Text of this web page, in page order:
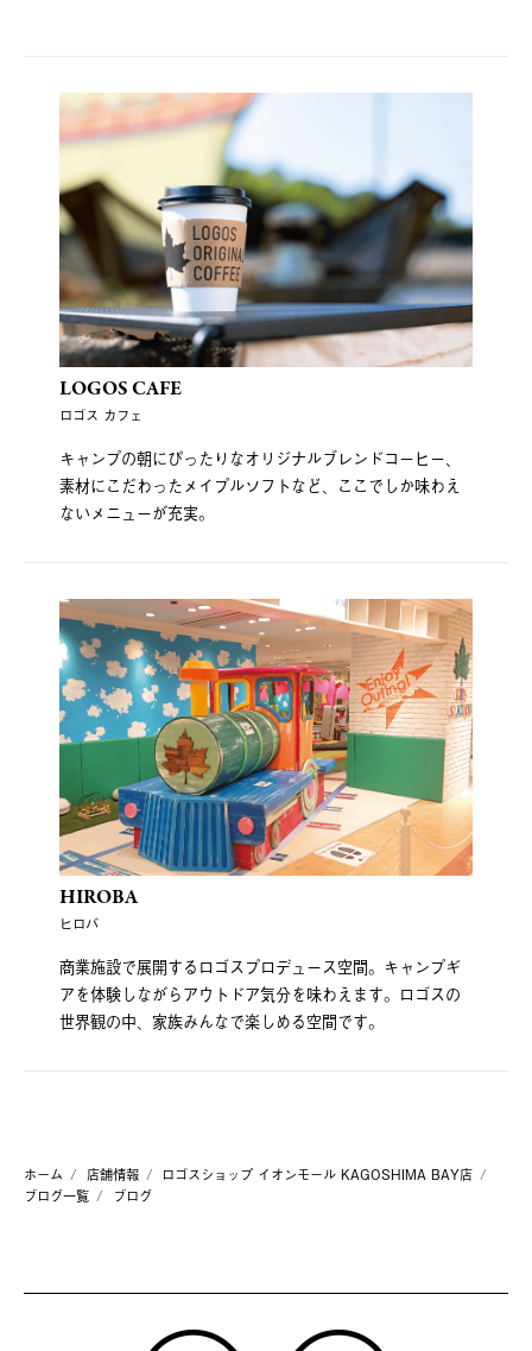
LOGOS CAFE
ロゴス カフェ
キャンプの朝にぴったりなオリジナルブレンドコーヒー、
素材にこだわったメイプルソフトなど、ここでしか味わえ
ないメニューが充実。
HIROBA
ヒロバ
商業施設で展開するロゴスプロデュース空間。キャンプギ
アを体験しながらアウトドア気分を味わえます。ロゴスの
世界観の中、家族みんなで楽しめる空間です。
ホーム 店舗情報
ロゴスショップ イオンモール KAGOSHIMA BAY店
ブログ一覧
ブログ